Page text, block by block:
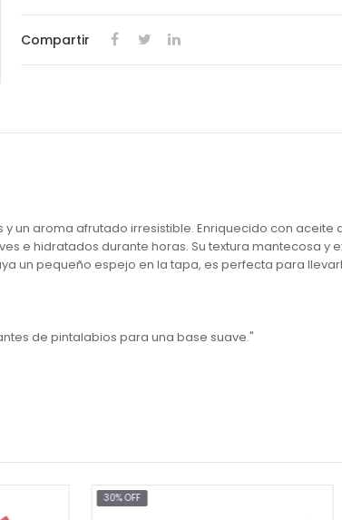
Compartir
un aroma afrutado irresistible. Enriquecido con
e hidratados durante horas. Su textura mantecosa y
un pequeño espejo en la tapa, es perfecta para
de pintalabios para una base suave."
30% OFF